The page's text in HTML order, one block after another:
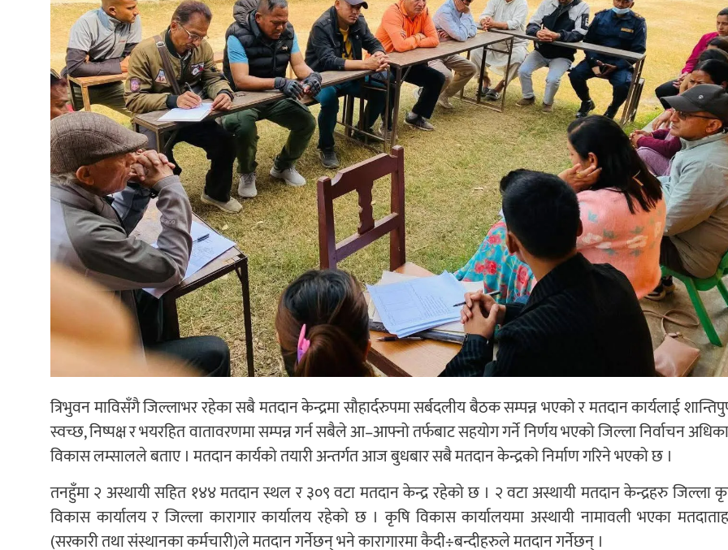
त्रिभुवन माविसँगै जिल्लाभर रहेका सबै मतदान केन्द्रमा सौहार्दरुपमा सर्बदलीय बैठक सम्पन्न भएको र मतदान कार्यलाई
स्वच्छ, निष्पक्ष र भयरहित वातावरणमा सम्पन्न गर्न सबैले आ–आफ्नो तर्फबाट सहयोग गर्ने निर्णय भएको जिल्ला निर्वाचन
विकास लम्सालले बताए । मतदान कार्यको तयारी अन्तर्गत आज बुधबार सबै मतदान केन्द्रको निर्माण गरिने भएको छ ।
तनहुँमा २ अस्थायी सहित १४४ मतदान स्थल र ३०९ वटा मतदान केन्द्र रहेको छ । २ वटा अस्थायी मतदान केन्द्रहरु जिल्ला
विकास कार्यालय र जिल्ला कारागार कार्यालय रहेको छ । कृषि विकास कार्यालयमा अस्थायी नामावली भएका
(सरकारी तथा संस्थानका कर्मचारी)ले मतदान गर्नेछन् भने कारागारमा कैदी÷बन्दीहरुले मतदान गर्नेछन् ।